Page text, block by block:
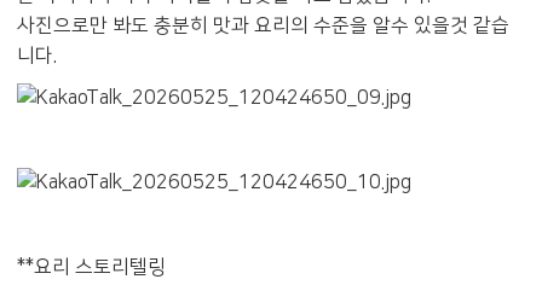
사진으로만 봐도 충분히 맛과 요리의 수준을 알수 있을것 같습
니다.
**요리 스토리텔링